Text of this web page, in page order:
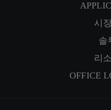
시
솔
리
OFFICE